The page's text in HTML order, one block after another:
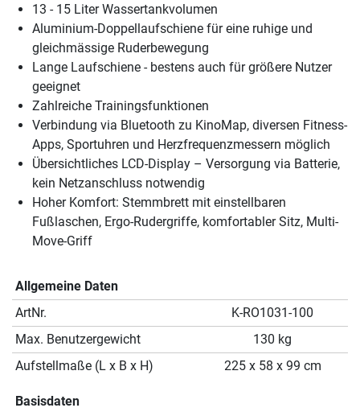
13 - 15 Liter Wassertankvolumen
Aluminium-Doppellaufschiene für eine ruhige und
gleichmässige Ruderbewegung
Lange Laufschiene - bestens auch für größere Nutzer
geeignet
Zahlreiche Trainingsfunktionen
Verbindung via Bluetooth zu KinoMap, diversen Fitness-
Apps, Sportuhren und Herzfrequenzmessern möglich
Übersichtliches LCD-Display – Versorgung via Batterie,
kein Netzanschluss notwendig
Hoher Komfort: Stemmbrett mit einstellbaren
Fußlaschen, Ergo-Rudergriffe, komfortabler Sitz, Multi-
Move-Griff
Allgemeine Daten
ArtNr.
K-RO1031-100
Max. Benutzergewicht
130 kg
Aufstellmaße (L x B x H)
225 x 58 x 99 cm
Basisdaten